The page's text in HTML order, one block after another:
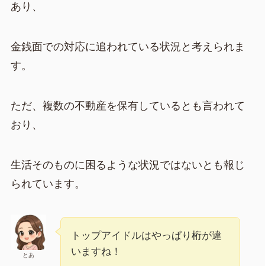
あり、
金銭面での対応に追われている状況と考えられま
す。
ただ、複数の不動産を保有しているとも言われて
おり、
生活そのものに困るような状況ではないとも報じ
られています。
とあ
トップアイドルはやっぱり桁が違
いますね！